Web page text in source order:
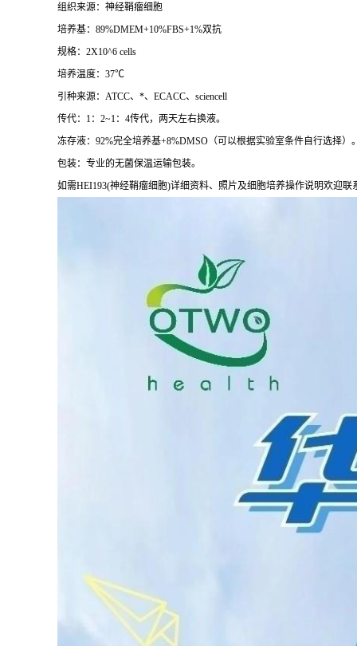
组织来源：神经鞘瘤细胞
培养基：89%DMEM+10%FBS+1%双抗
规格：2X10^6 cells
培养温度：37℃
引种来源：ATCC、*、ECACC、sciencell
传代：1：2~1：4传代，两天左右换液。
冻存液：92%完全培养基+8%DMSO（可以根据实验室条件自行选择）
包装：专业的无菌保温运输包装。
如需HEI193(神经鞘瘤细胞)详细资料、照片及细胞培养操作说明欢迎联